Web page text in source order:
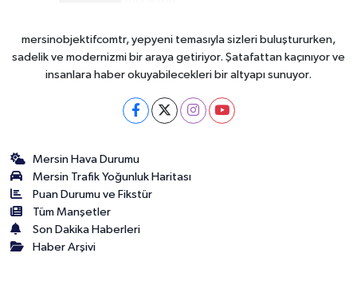
mersinobjektifcomtr, yepyeni temasıyla sizleri buluştururken,
sadelik ve modernizmi bir araya getiriyor. Şatafattan kaçınıyor ve
insanlara haber okuyabilecekleri bir altyapı sunuyor.
Mersin Hava Durumu
Mersin Trafik Yoğunluk Haritası
Puan Durumu ve Fikstür
Tüm Manşetler
Son Dakika Haberleri
Haber Arşivi